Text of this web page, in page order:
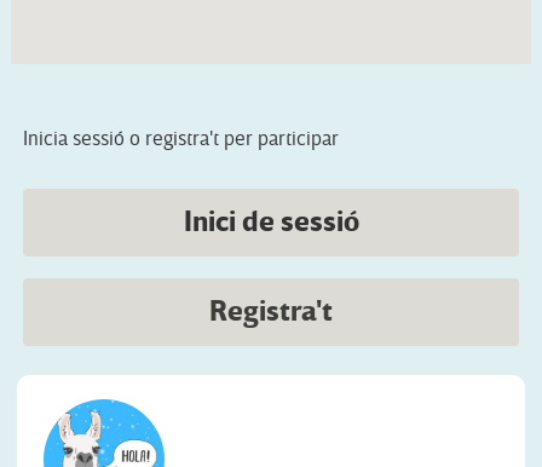
Inicia sessió o registra't per participar
Inici de sessió
Registra't